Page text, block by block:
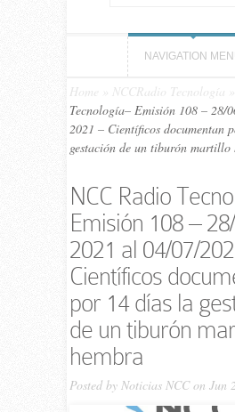
NAVIGATION
Home NCCRadio Tecnología
Tecnología– Emi­sión 108 – 28/
2021 – Científicos documentan
gestación de un tiburón martillo
NCC Ra­dio
Emi­sión 108 –
2021 al 04/07/​
Científicos
por 14 días la
de un tiburón
hembra
Posted by Noticias NCCon Jun